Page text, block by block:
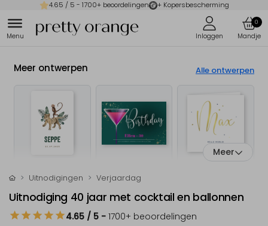
4.65 / 5 - 1700+ beoordelingen + Kopersbescherming
0
Meer ontwerpen Alle ontwerpen
Meer
Uitnodigingen Verjaardag
Uitnodiging 40 jaar met cocktail en ballonnen
4.65 / 5 - 1700+ beoordelingen